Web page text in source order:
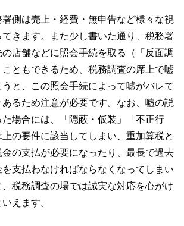
側は売上・経費・無申告など様々な視
きます。また少し書いた通り、税務署
店舗などに照会手続を取る（「反面調
ともできるため、税務調査の席上で嘘
と、この照会手続によって嘘がバレて
るため注意が必要です。なお、噓の説
場合には、「隠蔽・仮装」「不正行
の要件に該当してしまい、重加算税と
の支払が必要になったり、最長で過去
を支払わなければならなくなってしまい
、税務調査の場では誠実な対応を心がけ
えます。